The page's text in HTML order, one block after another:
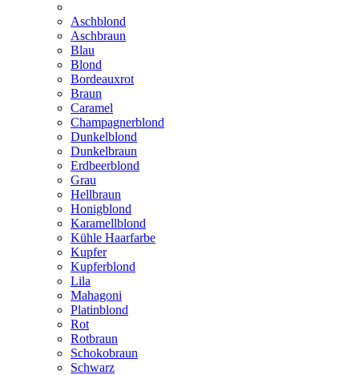
Aschblond
Aschbraun
Blau
Blond
Bordeauxrot
Braun
Caramel
Champagnerblond
Dunkelblond
Dunkelbraun
Erdbeerblond
Grau
Hellbraun
Honigblond
Karamellblond
Kühle Haarfarbe
Kupfer
Kupferblond
Lila
Mahagoni
Platinblond
Rot
Rotbraun
Schokobraun
Schwarz